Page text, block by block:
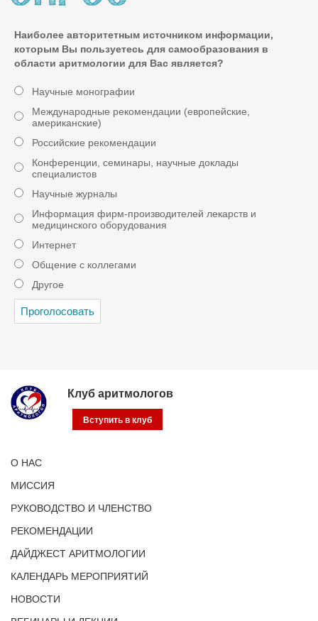
Наиболее авторитетным источником информации,
которым Вы пользуетесь для самообразования в
области аритмологии для Вас является?
Научные монографии
Международные рекомендации (европейские,
американские)
Российские рекомендации
Конференции, семинары, научные доклады
специалистов
Научные журналы
Информация фирм-производителей лекарств и
медицинского оборудования
Интернет
Общение с коллегами
Другое
Клуб аритмологов
Вступить в клуб
О НАС
МИССИЯ
РУКОВОДСТВО И ЧЛЕНСТВО
РЕКОМЕНДАЦИИ
ДАЙДЖЕСТ АРИТМОЛОГИИ
КАЛЕНДАРЬ МЕРОПРИЯТИЙ
НОВОСТИ